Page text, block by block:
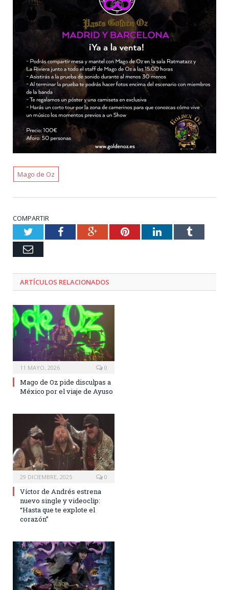
Mago de Oz
COMPARTIR
TwitterFacebookGoogle+PinterestLinkedInTumblr
Email
ARTÍCULOS RELACIONADOS
11 MAYO, 2026 0
Mago de Oz pide disculpas a
México por el viaje de Ayuso
29 DICIEMBRE, 2025 0
Víctor de Andrés estrena
nuevo single y videoclip:
“Hasta que te explote el
corazón”